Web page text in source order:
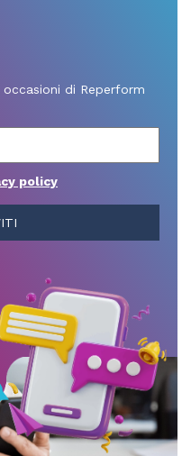
di Reperform
policy